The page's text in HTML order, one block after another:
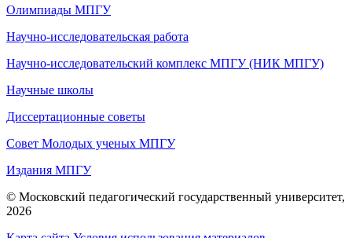
Олимпиады МПГУ
Научно-исследовательская работа
Научно-исследовательский комплекс МПГУ (НИК МПГУ)
Научные школы
Диссертационные советы
Совет Молодых ученых МПГУ
Издания МПГУ
© Московский педагогический государственный университет,
2026